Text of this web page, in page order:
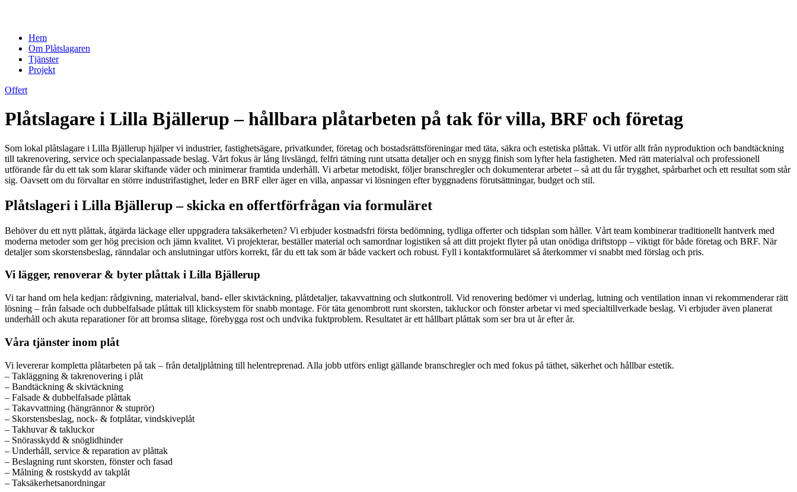
Hem
Om Plåtslagaren
Tjänster
Projekt
Offert
Plåtslagare i Lilla Bjällerup – hållbara plåtarbeten på tak för villa, BRF och företag
Som lokal plåtslagare i Lilla Bjällerup hjälper vi industrier, fastighetsägare, privatkunder, företag och bostadsrättsföreningar med täta, säkra och estetiska plåttak. Vi utför allt från nyproduktion och bandtäckning
till takrenovering, service och specialanpassade beslag. Vårt fokus är lång livslängd, felfri tätning runt utsatta detaljer och en snygg finish som lyfter hela fastigheten. Med rätt materialval och professionell
utförande får du ett tak som klarar skiftande väder och minimerar framtida underhåll. Vi arbetar metodiskt, följer branschregler och dokumenterar arbetet – så att du får trygghet, spårbarhet och ett resultat som står
sig. Oavsett om du förvaltar en större industrifastighet, leder en BRF eller äger en villa, anpassar vi lösningen efter byggnadens förutsättningar, budget och stil.
Plåtslageri i Lilla Bjällerup – skicka en offertförfrågan via formuläret
Behöver du ett nytt plåttak, åtgärda läckage eller uppgradera taksäkerheten? Vi erbjuder kostnadsfri första bedömning, tydliga offerter och tidsplan som håller. Vårt team kombinerar traditionellt hantverk med
moderna metoder som ger hög precision och jämn kvalitet. Vi projekterar, beställer material och samordnar logistiken så att ditt projekt flyter på utan onödiga driftstopp – viktigt för både företag och BRF. När
detaljer som skorstensbeslag, ränndalar och anslutningar utförs korrekt, får du ett tak som är både vackert och robust. Fyll i kontaktformuläret så återkommer vi snabbt med förslag och pris.
Vi lägger, renoverar & byter plåttak i Lilla Bjällerup
Vi tar hand om hela kedjan: rådgivning, materialval, band- eller skivtäckning, plåtdetaljer, takavvattning och slutkontroll. Vid renovering bedömer vi underlag, lutning och ventilation innan vi rekommenderar rätt
lösning – från falsade och dubbelfalsade plåttak till klicksystem för snabb montage. För täta genombrott runt skorsten, takluckor och fönster arbetar vi med specialtillverkade beslag. Vi erbjuder även planerat
underhåll och akuta reparationer för att bromsa slitage, förebygga rost och undvika fuktproblem. Resultatet är ett hållbart plåttak som ser bra ut år efter år.
Våra tjänster inom plåt
Vi levererar kompletta plåtarbeten på tak – från detaljplåtning till helentreprenad. Alla jobb utförs enligt gällande branschregler och med fokus på täthet, säkerhet och hållbar estetik.
– Takläggning & takrenovering i plåt
– Bandtäckning & skivtäckning
– Falsade & dubbelfalsade plåttak
– Takavvattning (hängrännor & stuprör)
– Skorstensbeslag, nock- & fotplåtar, vindskiveplåt
– Takhuvar & takluckor
– Snörasskydd & snöglidhinder
– Underhåll, service & reparation av plåttak
– Beslagning runt skorsten, fönster och fasad
– Målning & rostskydd av takplåt
– Taksäkerhetsanordningar